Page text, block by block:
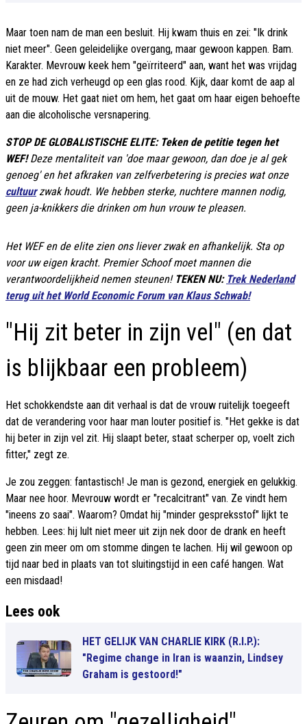
Maar toen nam de man een besluit. Hij kwam thuis en zei: "Ik drink
niet meer". Geen geleidelijke overgang, maar gewoon kappen. Bam.
Karakter. Mevrouw keek hem "geïrriteerd" aan, want het was vrijdag
en ze had zich verheugd op een glas rood. Kijk, daar komt de aap al
uit de mouw. Het gaat niet om hem, het gaat om haar eigen behoefte
aan die alcoholische versnapering.
STOP DE GLOBALISTISCHE ELITE: Teken de petitie tegen het
WEF!Deze mentaliteit van 'doe maar gewoon, dan doe je al gek
genoeg' en het afkraken van zelfverbetering is precies wat onze
cultuurzwak houdt. We hebben sterke, nuchtere mannen nodig,
geen ja-knikkers die drinken om hun vrouw te pleasen.
Het WEF en de elite zien ons liever zwak en afhankelijk. Sta op
voor uw eigen kracht. Premier Schoof moet mannen die
verantwoordelijkheid nemen steunen! TEKEN NU: Trek Nederland
terug uit het World Economic Forum van Klaus Schwab!
"Hij zit beter in zijn vel" (en dat
is blijkbaar een probleem)
Het schokkendste aan dit verhaal is dat de vrouw ruitelijk toegeeft
dat de verandering voor haar man louter positief is. "Het gekke is dat
hij beter in zijn vel zit. Hij slaapt beter, staat scherper op, voelt zich
fitter," zegt ze.
Je zou zeggen: fantastisch! Je man is gezond, energiek en gelukkig.
Maar nee hoor. Mevrouw wordt er "recalcitrant" van. Ze vindt hem
"ineens zo saai". Waarom? Omdat hij "minder gespreksstof" lijkt te
hebben. Lees: hij lult niet meer uit zijn nek door de drank en heeft
geen zin meer om om stomme dingen te lachen. Hij wil gewoon op
tijd naar bed in plaats van tot sluitingstijd in een café hangen. Wat
een misdaad!
Lees ook
HET GELIJK VAN CHARLIE KIRK (R.I.P.):
"Regime change in Iran is waanzin, Lindsey
Graham is gestoord!"